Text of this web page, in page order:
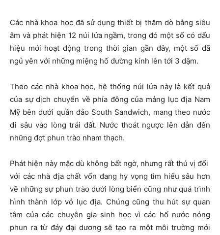
Các nhà khoa học đã sử dụng thiết bị thăm dò bằng siêu
âm và phát hiện 12 núi lửa ngầm, trong đó một số có dấu
hiệu mới hoạt động trong thời gian gần đây, một số đã
ngủ yên với những miệng hố đường kính lên tới 3 dặm.
Theo các nhà khoa học, hệ thống núi lửa này là kết quả
của sự dịch chuyển về phía đông của mảng lục địa Nam
Mỹ bên dưới quần đảo South Sandwich, mang theo nước
đi sâu vào lòng trái đất. Nước thoát ngược lên dẫn đến
những đợt phun trào nham thạch.
Phát hiện này mặc dù không bất ngờ, nhưng rất thú vị đối
với các nhà địa chất vốn đang hy vọng tìm hiểu sâu hơn
về những sự phun trào dưới lòng biển cũng như quá trình
hình thành lớp vỏ lục địa. Chúng cũng thu hút sự quan
tâm củacác chuyên gia sinh học vì các hố nước nóng
phun ra từ đáy đại dương sẽ tạo ra một môi trường mới